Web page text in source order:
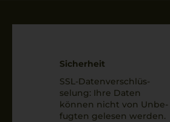
Sicherheit
SSL-Daten­verschlüs­
selung: Ihre Daten
können nicht von Unbe­
fugten gelesen werden.